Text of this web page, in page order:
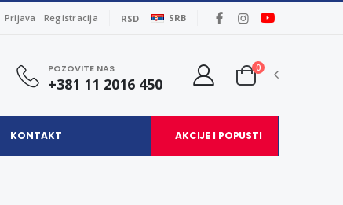
Prijava Registracija RSD SRB
POZOVITE NAS
+381 11 2016 450
0
KONTAKT AKCIJE I POPUSTI